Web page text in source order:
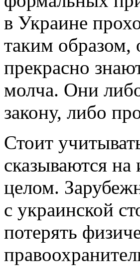
в Украине
таким образом,
прекрасно
молча. Они
закону, либо
Стоит
сказываются на
целом.
с украинской
потерять